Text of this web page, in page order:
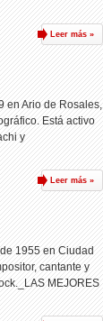
Leer más »
en Ario de Rosales,
Está activo
y
Leer más »
1955 en Ciudad
cantante y
MEJORES